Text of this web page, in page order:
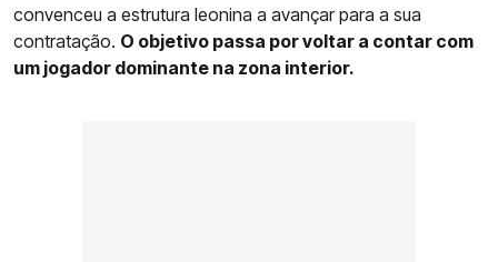
convenceu a estrutura leonina a avançar para a sua
contratação. O objetivo passa por voltar a contar com
um jogador dominante na zona interior.